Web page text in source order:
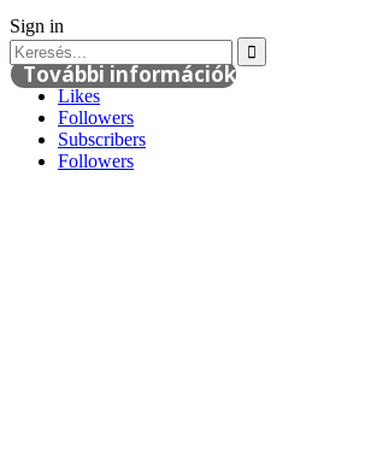
További információk
Sign in
Likes
Followers
Subscribers
Followers